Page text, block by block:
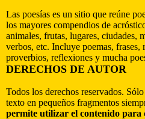
Las poesías es un sitio que reúne
los mayores compendios de
animales, frutas, lugares, ciudades,
verbos, etc. Incluye poemas, frases,
proverbios, reflexiones y mucha
DERECHOS DE AUTOR
Todos los derechos reservados.
texto en pequeños fragmentos
permite utilizar el contenido para